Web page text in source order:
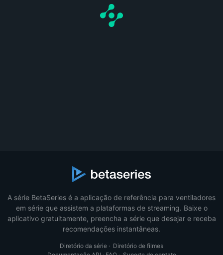
A série BetaSeries é a aplicação de referência para ventiladores
em série que assistem a plataformas de streaming. Baixe o
aplicativo gratuitamente, preencha a série que desejar e receba
recomendações instantâneas.
Diretório da série · Diretório de filmes